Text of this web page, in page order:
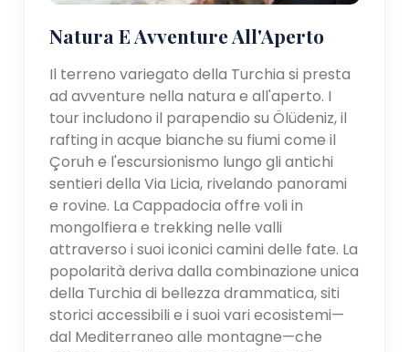
Natura E Avventure All'Aperto
Il terreno variegato della Turchia si presta
ad avventure nella natura e all'aperto. I
tour includono il parapendio su Ölüdeniz, il
rafting in acque bianche su fiumi come il
Çoruh e l'escursionismo lungo gli antichi
sentieri della Via Licia, rivelando panorami
e rovine. La Cappadocia offre voli in
mongolfiera e trekking nelle valli
attraverso i suoi iconici camini delle fate. La
popolarità deriva dalla combinazione unica
della Turchia di bellezza drammatica, siti
storici accessibili e i suoi vari ecosistemi—
dal Mediterraneo alle montagne—che